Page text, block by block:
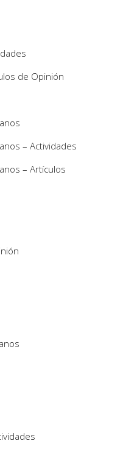
de Opinión
– Actividades
– Artículos